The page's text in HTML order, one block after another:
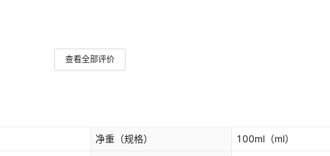
查看全部评价
净重（规格） 100ml （ml）